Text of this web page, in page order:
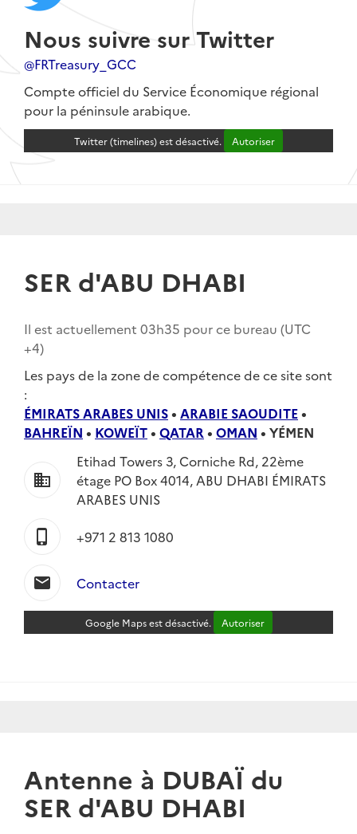
Nous suivre sur Twitter
@FRTreasury_GCC
Compte officiel du Service Économique régional
pour la péninsule arabique.
Twitter (timelines) est désactivé. Autoriser
SER d'ABU DHABI
Il est actuellement 03h35 pour ce bureau (UTC
+4)
Les pays de la zone de compétence de ce site sont
:
ÉMIRATS ARABES UNIS• ARABIE SAOUDITE•
BAHREÏN • KOWEÏT• QATAR • OMAN • YÉMEN
business
Etihad Towers 3, Corniche Rd, 22ème
étage PO Box 4014, ABU DHABI ÉMIRATS
ARABES UNIS
phone_iphone +971 2 813 1080
mail Contacter
Google Maps est désactivé. Autoriser
Antenne à DUBAÏ du
SER d'ABU DHABI